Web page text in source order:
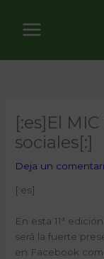
contenido
[:es]El
sociales[:]
Deja un
[:es]
En esta 11ª
será la fuerte
en Facebook